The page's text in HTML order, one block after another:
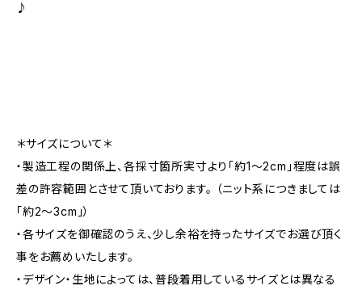
♪
＊サイズについて＊
・製造工程の関係上、各採寸箇所実寸より「約1～2cm」程度は誤
差の許容範囲とさせて頂いております。 （ニット系につきましては
「約2～3cm」）
・各サイズを御確認のうえ、少し余裕を持ったサイズでお選び頂く
事をお薦めいたします。
・デザイン・生地によっては、普段着用しているサイズとは異なる